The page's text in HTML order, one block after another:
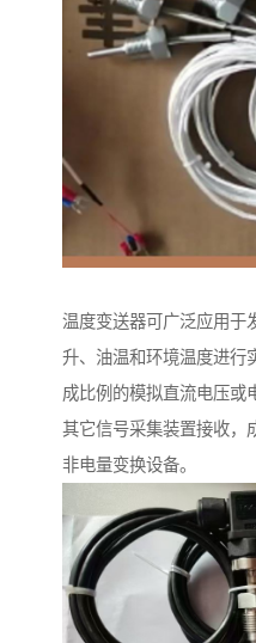
温度变送器可广泛应用于
升、油温和环境温度进行
成比例的模拟直流电压或
其它信号采集装置接收，
非电量变换设备。